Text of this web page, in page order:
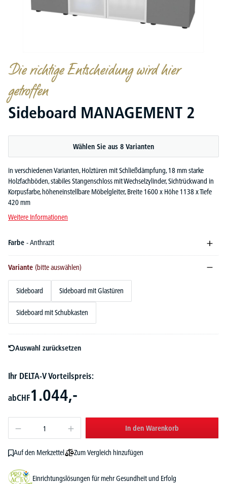
Die richtige Entscheidung wird hier
getroffen
Sideboard MANAGEMENT 2
Wählen Sie aus 8 Varianten
in verschiedenen Varianten, Holztüren mit Schließdämpfung, 18 mm starke
Holzfachböden, stabiles Stangenschloss mit Wechselzylinder, Sichtrückwand in
Korpusfarbe, höheneinstellbare Möbelgleiter, Breite 1600 x Höhe 1138 x Tiefe
420 mm
Weitere Informationen
Farbe - Anthrazit
Variante (bitte auswählen)
Sideboard Sideboard mit Glastüren
Sideboard mit Schubkasten
Auswahl zurücksetzen
Ihr DELTA-V Vorteilspreis:
abCHF1.044,-
In den Warenkorb
Auf den Merkzettel Zum Vergleich hinzufügen
Einrichtungslösungen für mehr Gesundheit und Erfolg